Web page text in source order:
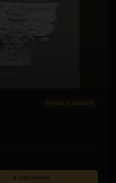
Pylväät ja pilasterit
Ostoskoriin